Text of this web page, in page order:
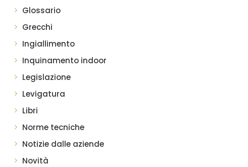
Glossario
Grecchi
Ingiallimento
Inquinamento indoor
Legislazione
Levigatura
Libri
Norme tecniche
Notizie dalle aziende
Novità